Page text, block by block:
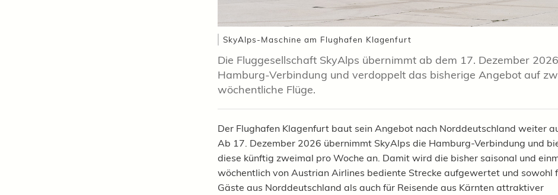
SkyAlps-Maschine am Flughafen Klagenfurt
Die Fluggesellschaft SkyAlps übernimmt ab dem 17. Dezember
Hamburg-Verbindung und verdoppelt das bisherige Angebot auf
wöchentliche Flüge.
Der Flughafen Klagenfurt baut sein Angebot nach Norddeutschland weiter
Ab 17. Dezember 2026 übernimmt SkyAlps die Hamburg-Verbindung und
diese künftig zweimal pro Woche an. Damit wird die bisher saisonal und
wöchentlich von Austrian Airlines bediente Strecke aufgewertet und sowohl
Gäste aus Norddeutschland als auch für Reisende aus Kärnten attraktiver